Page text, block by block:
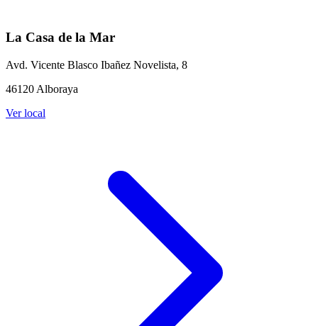
La Casa de la Mar
Avd. Vicente Blasco Ibañez Novelista, 8
46120 Alboraya
Ver local